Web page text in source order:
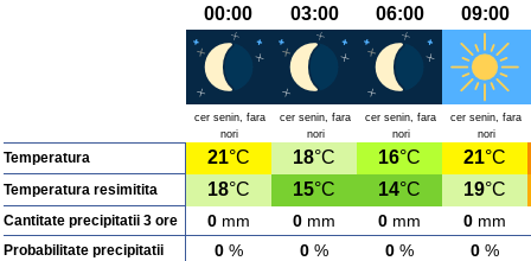
00:00 03:00 06:00 09:00
cer senin, fara
nori
cer senin, fara
nori
cer senin, fara
nori
cer senin, fara
nori
Temperatura 21°C 18°C 16°C 21°C
Temperatura resimitita 18°C 15°C 14°C 19°C
Cantitate precipitatii 3 ore 0 mm 0 mm 0 mm 0 mm
Probabilitate precipitatii 0 % 0 % 0 % 0 %